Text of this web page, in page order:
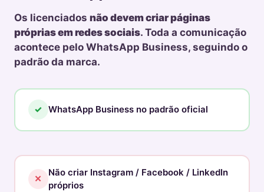
Os licenciados não devem criar páginas
próprias em redes sociais. Toda a comunicação
acontece pelo WhatsApp Business, seguindo o
padrão da marca.
✓ WhatsApp Business no padrão oficial
✕
Não criar Instagram / Facebook / LinkedIn
próprios